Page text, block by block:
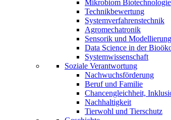
Mikrobiom Biotechnologie
Technikbewertung
Systemverfahrenstechnik
Agromechatronik
Sensorik und Modellierung
Data Science in der
Systemwissenschaft
Soziale Verantwortung
Nachwuchsförderung
Beruf und Familie
Chancengleichheit,
Nachhaltigkeit
Tierwohl und Tierschutz